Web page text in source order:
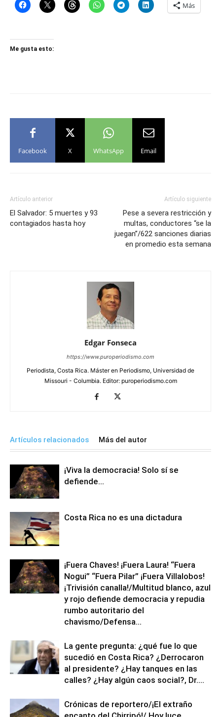
Más
Me gusta esto:
Facebook X WhatsApp Email
Artículo anterior
El Salvador: 5 muertes y 93
contagiados hasta hoy
Artículo siguiente
Pese a severa restricción y
multas, conductores “se la
juegan”/622 sanciones diarias
en promedio esta semana
Edgar Fonseca
https://www.puroperiodismo.com
Periodista, Costa Rica. Máster en Periodismo, Universidad de
Missouri - Columbia. Editor: puroperiodismo.com
Artículos relacionados Más del autor
¡Viva la democracia! Solo sí se
defiende…
Costa Rica no es una dictadura
¡Fuera Chaves! ¡Fuera Laura! “Fuera
Nogui” “Fuera Pilar” ¡Fuera Villalobos!
¡Trivisión canalla!/Multitud blanco, azul
y rojo defiende democracia y repudia
rumbo autoritario del
chavismo/Defensa...
La gente pregunta: ¿qué fue lo que
sucedió en Costa Rica? ¿Derrocaron
al presidente? ¿Hay tanques en las
calles? ¿Hay algún caos social?, Dr....
Crónicas de reportero/¡El extraño